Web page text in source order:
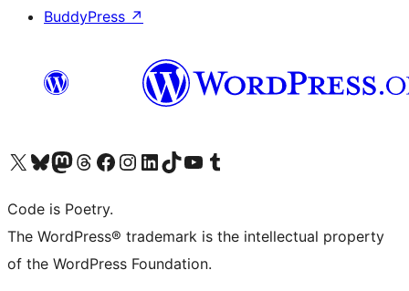
BuddyPress ↗
Visita il nostro account X (ex Twitter)
Visita il nostro account Bluesky
Visita il nostro account Mastodon
Visita il nostro account Threads
Visita la nostra pagina Facebook
Visita il nostro account Instagram
Visita il nostro account LinkedIn
Visita il nostro account TikTok
Visita il nostro canale YouTube
Visita il nostro account Tumblr
Code is Poetry.
The WordPress® trademark is the intellectual property
of the WordPress Foundation.